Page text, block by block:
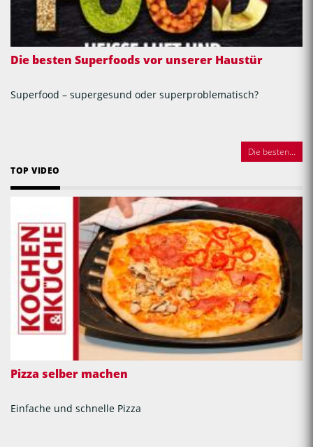
Die besten Superfoods vor unserer Haustür
Superfood – supergesund oder superproblematisch?
Die besten...
TOP VIDEO
Pizza selber machen
Einfache und schnelle Pizza